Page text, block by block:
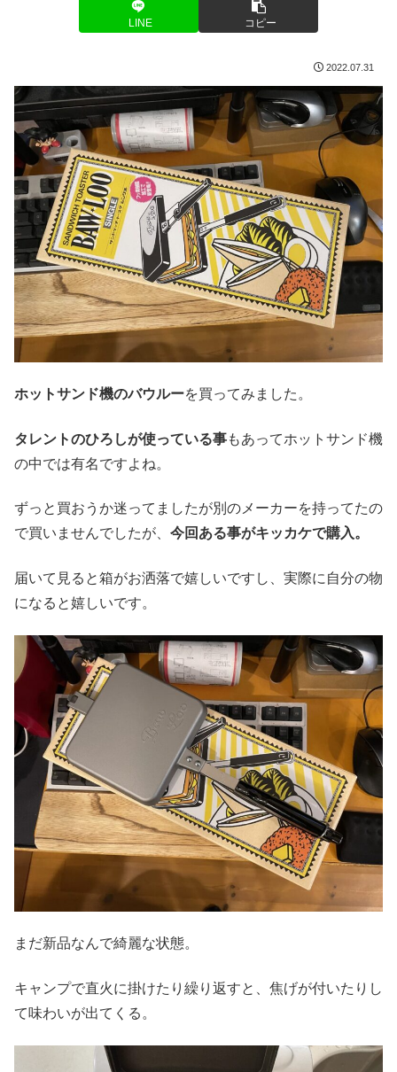
LINE コピー
2022.07.31
ホットサンド機のバウルーを買ってみました。
タレントのひろしが使っている事もあってホットサンド機
の中では有名ですよね。
ずっと買おうか迷ってましたが別のメーカーを持ってたの
で買いませんでしたが、 今回ある事がキッカケで購入。
届いて見ると箱がお洒落で嬉しいですし、実際に自分の物
になると嬉しいです。
まだ新品なんで綺麗な状態。
キャンプで直火に掛けたり繰り返すと、焦げが付いたりし
て味わいが出てくる。